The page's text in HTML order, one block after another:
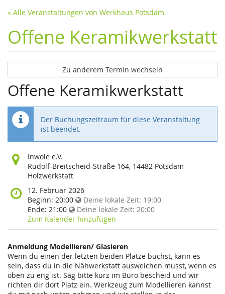
« Alle Veranstaltungen von Werkhaus Potsdam
Offene Keramikwerkstatt
Zu anderem Termin wechseln
Offene Keramikwerkstatt
Der Buchungszeitraum für diese Veranstaltung
ist beendet.
Wo
findet
diese
statt?
Inwole e.V.
Rudolf-Breitscheid-Straße 164, 14482 Potsdam
Holzwerkstatt
Wann
findet
diese
Veranstaltung
statt?
12. Februar 2026
Beginn: 20:00 Deine lokale Zeit: 19:00
Ende: 21:00 Deine lokale Zeit: 20:00
Zum Kalender hinzufügen
Anmeldung Modellieren/ Glasieren
Wenn du einen der letzten beiden Plätze buchst, kann es
sein, dass du in die Nähwerkstatt ausweichen musst, wenn es
oben zu eng ist. Sag bitte kurz im Büro bescheid und wir
richten dir dort Platz ein. Werkzeug zum Modellieren kannst